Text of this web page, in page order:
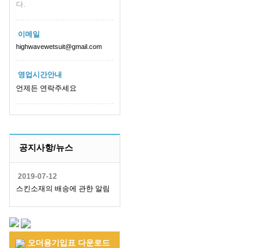
다.
이메일
highwavewetsuit@gmail.com
영업시간안내
언제든 연락주세요
공지사항/뉴스
2019-07-12
스킨소재의 배송에 관한 알림
오더용기입표 다운로드